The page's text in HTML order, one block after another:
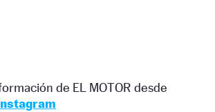
de EL MOTOR desde